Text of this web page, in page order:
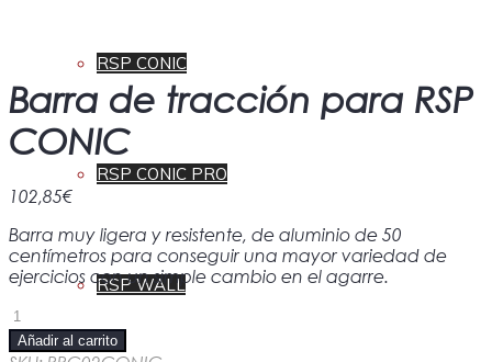
RSP CONIC
RSP CONIC PRO
RSP WALL
Barra de tracción para RSP
CONIC
102,85€
Barra muy ligera y resistente, de aluminio de 50
centímetros para conseguir una mayor variedad de
ejercicios con un simple cambio en el agarre.
Barra
de
tracción
Añadir al carrito